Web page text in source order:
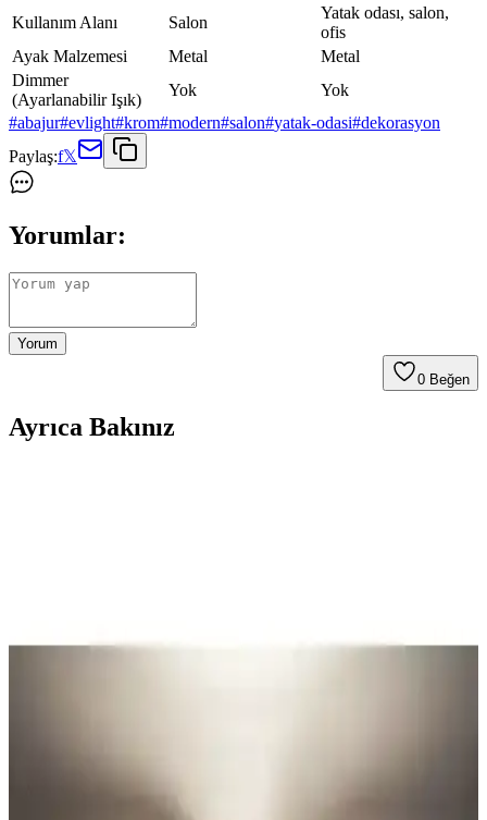
Kullanım Alanı
Salon
Yatak odası, salon,
ofis
Ayak Malzemesi
Metal
Metal
Dimmer
(Ayarlanabilir Işık)
Yok
Yok
#abajur#evlight#krom#modern#salon#yatak-odasi#dekorasyon
Paylaş:f𝕏
Yorumlar:
Yorum
0 Beğen
Ayrıca Bakınız
Yüksek Tavanlı Kiralık Evlerde Ağır ve Geniş
Vivido Abajur Modelleri Karşılaştırması: Beyaz
Krom ve Kumbeji Yatak Odası Abajurları